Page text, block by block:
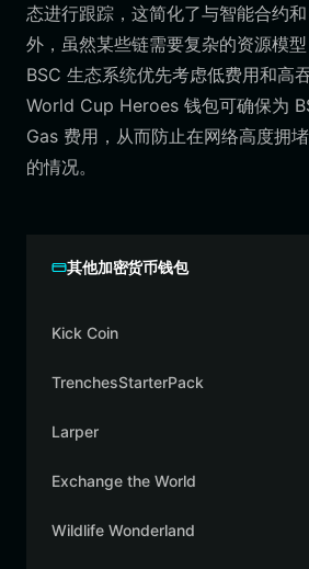
态进行跟踪，这简化了与智能合约
外，虽然某些链需要复杂的资源模
BSC 生态系统优先考虑低费用和高
World Cup Heroes 钱包可确保为
Gas 费用，从而防止在网络高度拥
的情况。
其他加密货币钱包
Kick Coin
TrenchesStarterPack
Larper
Exchange the World
Wildlife Wonderland